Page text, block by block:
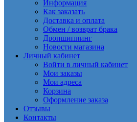
Информация
Как заказать
Доставка и оплата
Обмен / возврат брака
Дропшиппинг
Новости магазина
Личный кабинет
Войти в личный кабинет
Мои заказы
Мои адреса
Корзина
Оформление заказа
Отзывы
Контакты